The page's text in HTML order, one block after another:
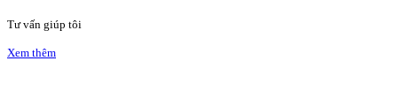
Tư vấn giúp tôi
Xem thêm